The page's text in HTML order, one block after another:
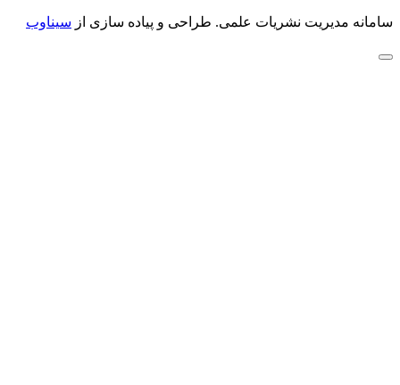
سامانه مدیریت نشریات علمی. طراحی و پیاده سازی از سیناوب